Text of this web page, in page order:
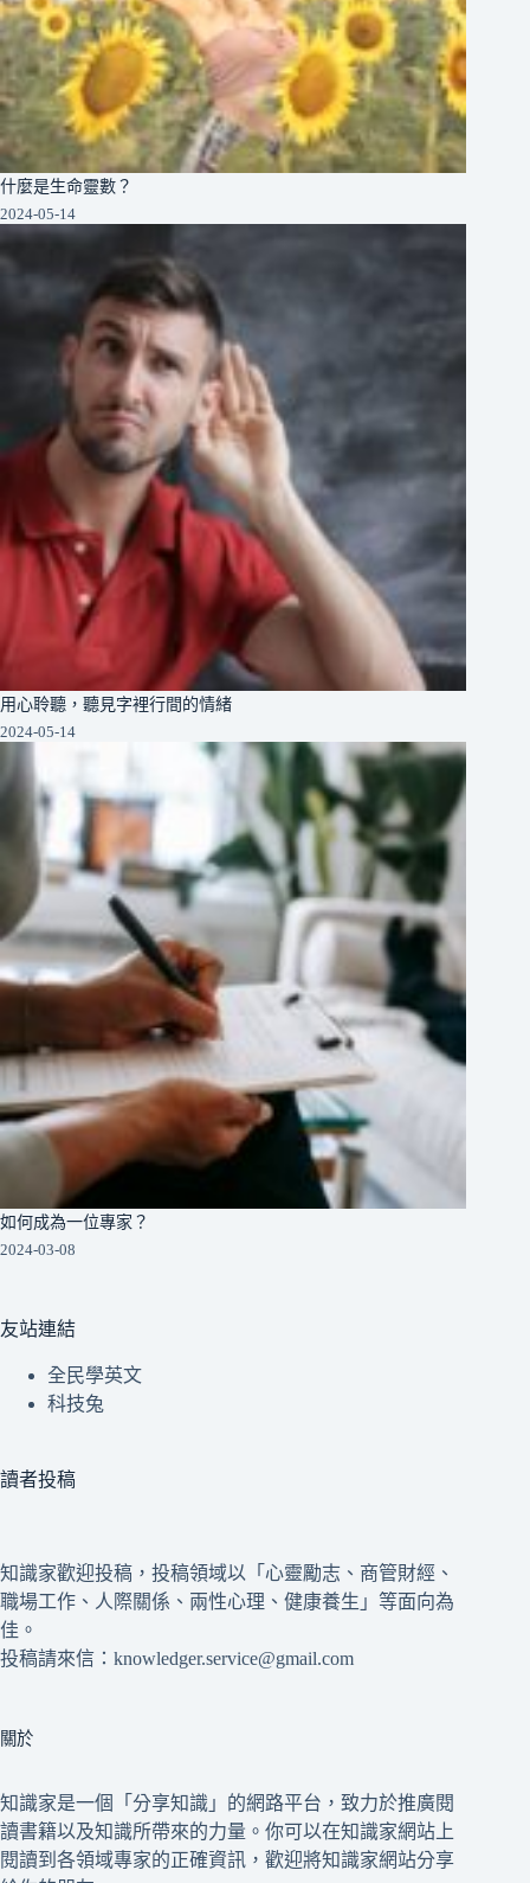
什麼是生命靈數？
2024-05-14
用心聆聽，聽見字裡行間的情緒
2024-05-14
如何成為一位專家？
2024-03-08
友站連結
全民學英文
科技兔
讀者投稿
知識家歡迎投稿，投稿領域以「心靈勵志、商管財經、
職場工作、人際關係、兩性心理、健康養生」等面向為
佳。
投稿請來信：knowledger.service@gmail.com
關於
知識家是一個「分享知識」的網路平台，致力於推廣閱
讀書籍以及知識所帶來的力量。你可以在知識家網站上
閱讀到各領域專家的正確資訊，歡迎將知識家網站分享